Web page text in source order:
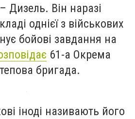
Дизель. Він наразі
однієї з військових
бойові завдання на
61-а Окрема
бригада.
іноді називають його